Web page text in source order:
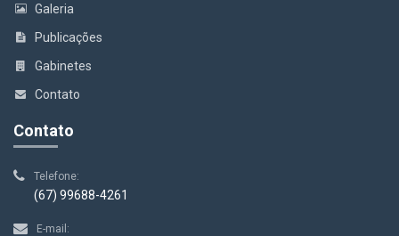
Galeria
Publicações
Gabinetes
Contato
Contato
Telefone:
(67) 99688-4261
E-mail: